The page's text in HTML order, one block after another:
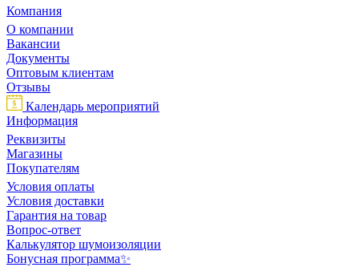
Компания
О компании
Вакансии
Документы
Оптовым клиентам
Отзывы
Календарь мероприятий
Информация
Реквизиты
Магазины
Покупателям
Условия оплаты
Условия доставки
Гарантия на товар
Вопрос-ответ
Калькулятор шумоизоляции
Бонусная программа✨